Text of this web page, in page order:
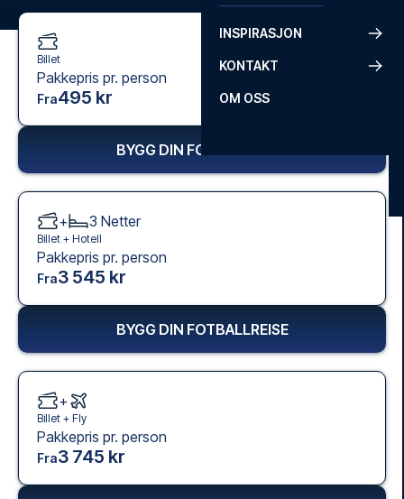
INSPIRASJON
KONTAKT
OM OSS
Billet
Pakkepris pr. person
Fra495 kr
BYGG DIN FOTBALLREISE
+ 3 Netter
Billet + Hotell
Pakkepris pr. person
Fra3 545 kr
BYGG DIN FOTBALLREISE
+
Billet + Fly
Pakkepris pr. person
Fra3 745 kr